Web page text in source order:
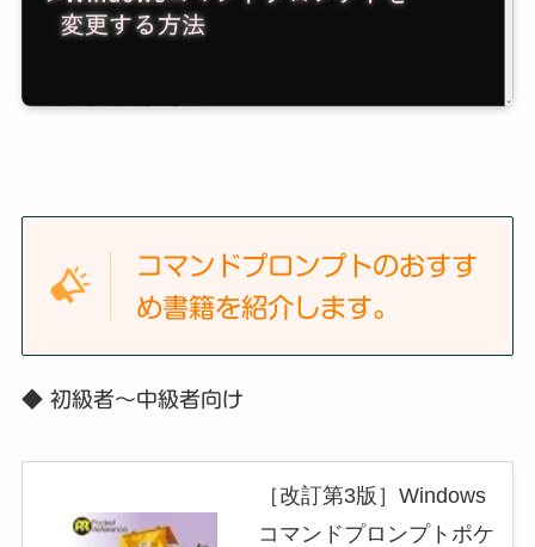
コマンドプロンプトのおすす
め書籍を紹介します。
◆ 初級者～中級者向け
［改訂第3版］Windows
コマンドプロンプトポケ